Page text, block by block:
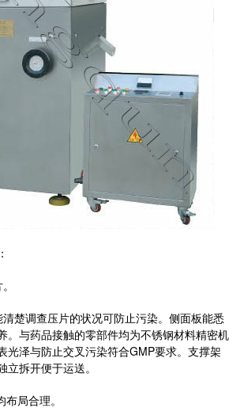
楚调查压片的状况可防止污染。侧面板能悉
。与药品接触的零部件均为不锈钢材料精密机
光泽与防止交叉污染符合GMP要求。支撑架
拆开便于运送。
局合理。